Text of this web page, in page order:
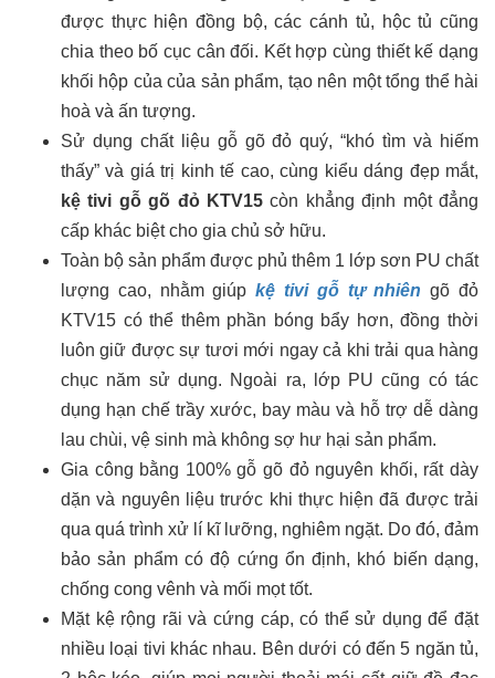
được thực hiện đồng bộ, các cánh tủ, hộc tủ cũng
chia theo bố cục cân đối. Kết hợp cùng thiết kế dạng
khối hộp của của sản phẩm, tạo nên một tổng thể hài
hoà và ấn tượng.
Sử dụng chất liệu gỗ gõ đỏ quý, “khó tìm và hiếm
thấy” và giá trị kinh tế cao, cùng kiểu dáng đẹp mắt,
kệ tivi gỗ gõ đỏ KTV15 còn khẳng định một đẳng
cấp khác biệt cho gia chủ sở hữu.
Toàn bộ sản phẩm được phủ thêm 1 lớp sơn PU chất
lượng cao, nhằm giúpkệ tivi gỗ tự nhiên gõ đỏ
KTV15 có thể thêm phần bóng bẩy hơn, đồng thời
luôn giữ được sự tươi mới ngay cả khi trải qua hàng
chục năm sử dụng. Ngoài ra, lớp PU cũng có tác
dụng hạn chế trầy xước, bay màu và hỗ trợ dễ dàng
lau chùi, vệ sinh mà không sợ hư hại sản phẩm.
Gia công bằng 100% gỗ gõ đỏ nguyên khối, rất dày
dặn và nguyên liệu trước khi thực hiện đã được trải
qua quá trình xử lí kĩ lưỡng, nghiêm ngặt. Do đó, đảm
bảo sản phẩm có độ cứng ổn định, khó biến dạng,
chống cong vênh và mối mọt tốt.
Mặt kệ rộng rãi và cứng cáp, có thể sử dụng để đặt
nhiều loại tivi khác nhau. Bên dưới có đến 5 ngăn tủ,